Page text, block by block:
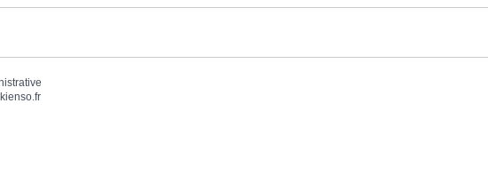
kienso.fr